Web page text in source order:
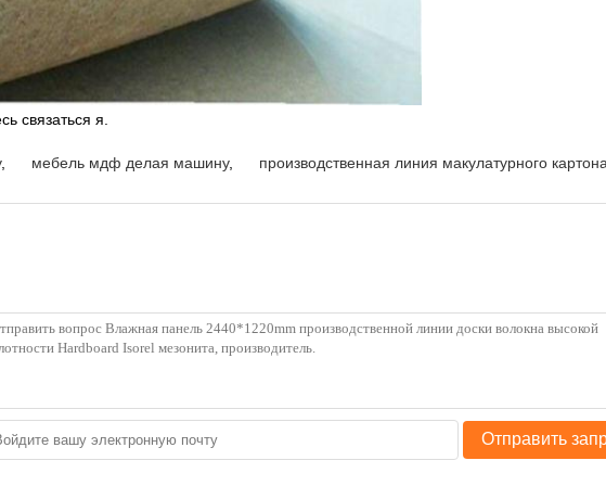
связаться я.
, мебель мдф делая машину, производственная линия макулатурного картона
Отправить